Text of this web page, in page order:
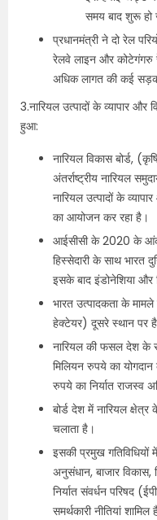
समय बाद शुरू हो
प्रधानमंत्री ने दो रेल
रेलवे लाइन और कोटेगंगरु
अधिक लागत की कई सड़क
3.नारियल उत्पादों के व्यापार और
हुआ:
नारियल विकास बोर्ड,
अंतर्राष्ट्रीय नारियल
नारियल उत्पादों के
का आयोजन कर रहा है।
आईसीसी के 2020 के
हिस्सेदारी के साथ भारत
इसके बाद इंडोनेशिया और
भारत उत्पादकता के
हेक्टेयर) दूसरे स्थान पर
नारियल की फसल देश
मिलियन रुपये का
रुपये का निर्यात राजस्व
बोर्ड देश में नारियल क्षेत्र
चलाता है।
इसकी प्रमुख गतिविधियों
अनुसंधान, बाजार
निर्यात संवर्धन परिषद
समर्थकारी नीतियां शामिल